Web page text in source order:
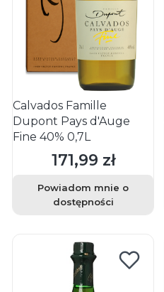
Calvados Famille
Dupont Pays d'Auge
Fine 40% 0,7L
Cena
171,99 zł
Powiadom mnie o
dostępności